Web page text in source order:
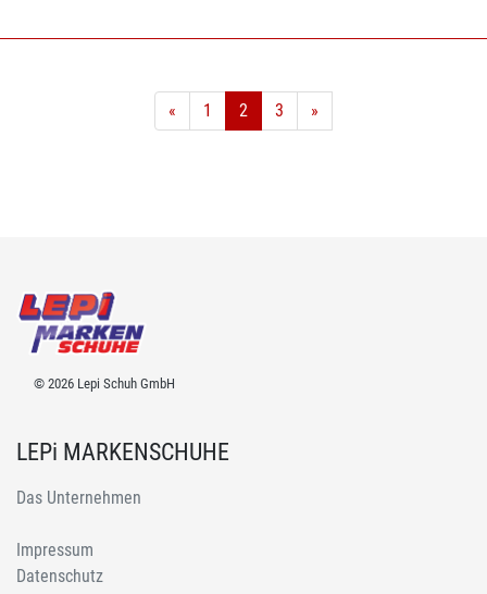
« 1 2 3 »
© 2026 Lepi Schuh GmbH
LEPi MARKENSCHUHE
Das Unternehmen
Impressum
Datenschutz